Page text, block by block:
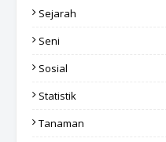
Sejarah
Seni
Sosial
Statistik
Tanaman